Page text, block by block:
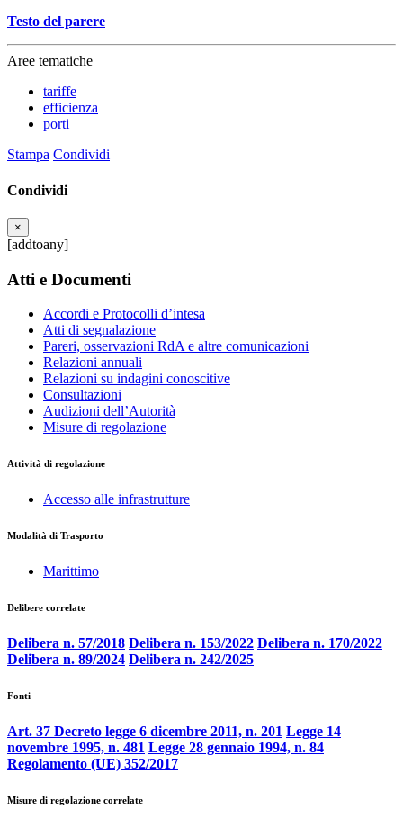
Testo del parere
Aree tematiche
tariffe
efficienza
porti
Stampa Condividi
Condividi
×
[addtoany]
Atti e Documenti
Accordi e Protocolli d’intesa
Atti di segnalazione
Pareri, osservazioni RdA e altre comunicazioni
Relazioni annuali
Relazioni su indagini conoscitive
Consultazioni
Audizioni dell’Autorità
Misure di regolazione
Attività di regolazione
Accesso alle infrastrutture
Modalità di Trasporto
Marittimo
Delibere correlate
Delibera n. 57/2018 Delibera n. 153/2022 Delibera n. 170/2022
Delibera n. 89/2024 Delibera n. 242/2025
Fonti
Art. 37 Decreto legge 6 dicembre 2011, n. 201 Legge 14
novembre 1995, n. 481 Legge 28 gennaio 1994, n. 84
Regolamento (UE) 352/2017
Misure di regolazione correlate